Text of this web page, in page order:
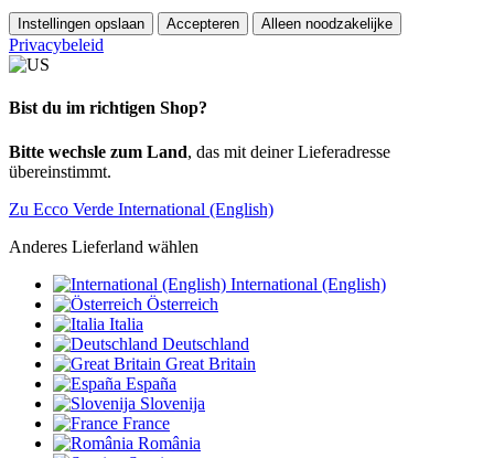
Instellingen opslaan Accepteren Alleen noodzakelijke
Privacybeleid
Bist du im richtigen Shop?
Bitte wechsle zum Land, das mit deiner Lieferadresse
übereinstimmt.
Zu Ecco Verde International (English)
Anderes Lieferland wählen
International (English)
Österreich
Italia
Deutschland
Great Britain
España
Slovenija
France
România